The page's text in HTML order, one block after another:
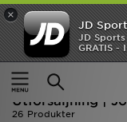
×
JD
JD
GRATIS -
Ny termin, ny stil
Hem
Utförsäljning |
Utförsäljning |
26 Produkter
Hem
Rea
Nyheter